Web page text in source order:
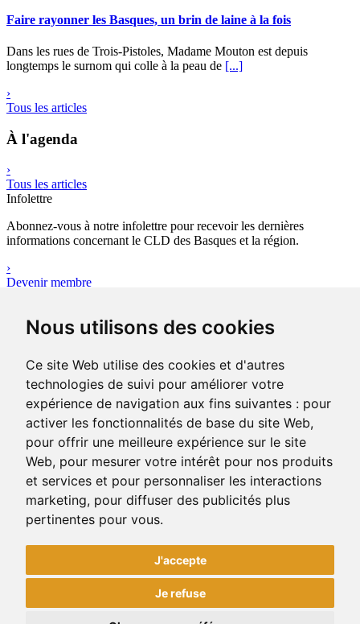
Nous utilisons des cookies
Ce site Web utilise des cookies et d'autres
technologies de suivi pour améliorer votre
expérience de navigation aux fins suivantes : pour
activer les fonctionnalités de base du site Web,
pour offrir une meilleure expérience sur le site
Web, pour mesurer votre intérêt pour nos produits
et services et pour personnaliser les interactions
marketing, pour diffuser des publicités plus
pertinentes pour vous.
J'accepte
Je refuse
Faire rayonner les Basques, un brin de laine à la fois
Dans les rues de Trois-Pistoles, Madame Mouton est depuis
longtemps le surnom qui colle à la peau de [...]
›
Tous les articles
À l'agenda
›
Tous les articles
Infolettre
Abonnez-vous à notre infolettre pour recevoir les dernières
informations concernant le CLD des Basques et la région.
›
Devenir membre
Avez-vous votre plan d’affaires ?
Le plan d’affaires réunit l’ensemble des données quantitatives,
portez.
Consulter les outils
400-1, rue Jean-Rioux
Trois-Pistoles (Québec) G0L 4K0
Téléphone: 418 851-1481
Télécopieur: 418 851-1237
© 2026 CLD des Basques. Tous droits réservés. |